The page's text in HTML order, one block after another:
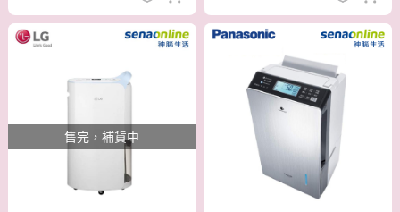
售完，補貨中